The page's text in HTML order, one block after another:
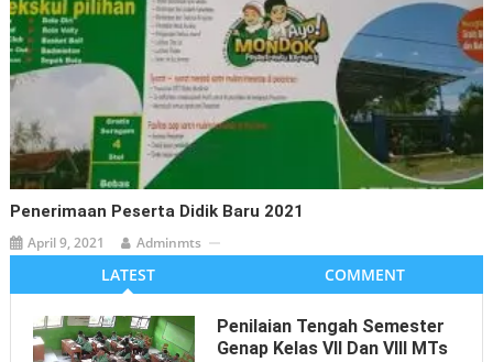
Penerimaan Peserta Didik Baru 2021
April 9, 2021 Adminmts
LATEST COMMENT
Penilaian Tengah Semester
Genap Kelas VII Dan VIII MTs